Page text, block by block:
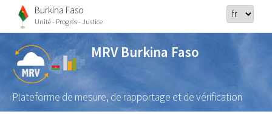
Burkina Faso
Unité - Progrès - Justice
MRV Burkina Faso
Plateforme de mesure, de rapportage et de vérification